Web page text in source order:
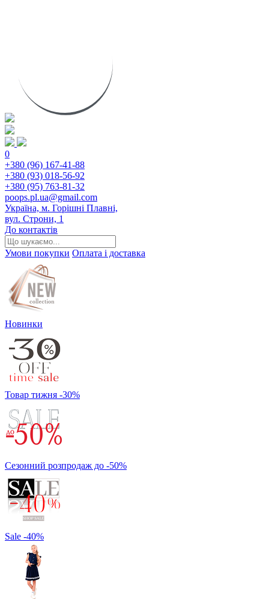
0
+380 (96) 167-41-88
+380 (93) 018-56-92
+380 (95) 763-81-32
poops.pl.ua@gmail.com
Україна, м. Горішні Плавні,
вул. Строни, 1
До контактів
Умови покупки Оплата і доставка
Новинки
Товар тижня -30%
Сезонний розпродаж до -50%
Sale -40%